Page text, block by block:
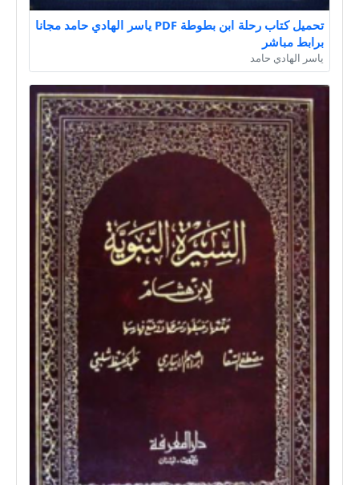
تحميل كتاب رحلة ابن بطوطة PDF ياسر الهادي حامد مجانا
برابط مباشر
ياسر الهادي حامد